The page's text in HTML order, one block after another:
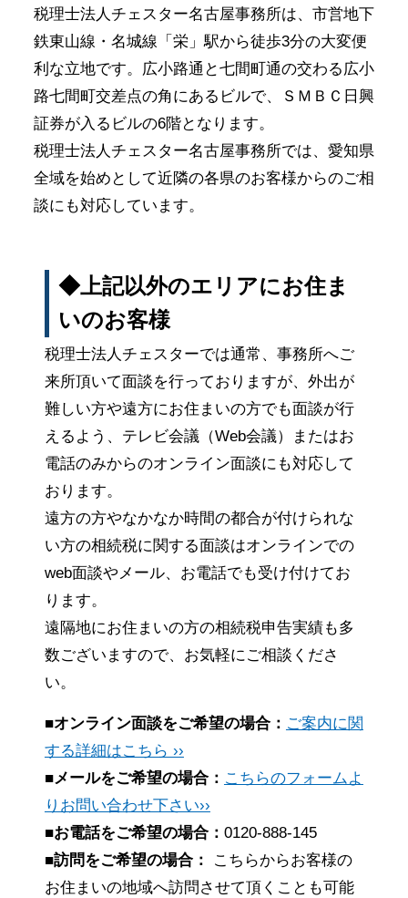
税理士法人チェスター名古屋事務所は、市営地下
鉄東山線・名城線「栄」駅から徒歩3分の大変便
利な立地です。広小路通と七間町通の交わる広小
路七間町交差点の角にあるビルで、ＳＭＢＣ日興
証券が入るビルの6階となります。
税理士法人チェスター名古屋事務所では、愛知県
全域を始めとして近隣の各県のお客様からのご相
談にも対応しています。
◆上記以外のエリアにお住ま
いのお客様
税理士法人チェスターでは通常、事務所へご
来所頂いて面談を行っておりますが、外出が
難しい方や遠方にお住まいの方でも面談が行
えるよう、テレビ会議（Web会議）またはお
電話のみからのオンライン面談にも対応して
おります。
遠方の方やなかなか時間の都合が付けられな
い方の相続税に関する面談はオンラインでの
web面談やメール、お電話でも受け付けてお
ります。
遠隔地にお住まいの方の相続税申告実績も多
数ございますので、お気軽にご相談くださ
い。
■オンライン面談をご希望の場合： ご案内に関
する詳細はこちら ››
■メールをご希望の場合： こちらのフォームよ
りお問い合わせ下さい››
■お電話をご希望の場合： 0120-888-145
■訪問をご希望の場合：
こちらからお客様の
お住まいの地域へ訪問させて頂くことも可能